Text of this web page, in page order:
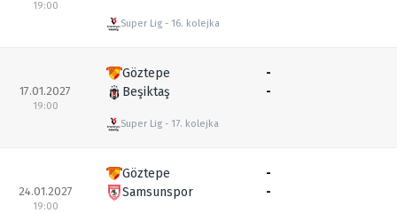
19:00
Super Lig 16. kolejka
17.01.2027
19:00
Göztepe
Beşiktaş
Super Lig 17. kolejka
-
-
24.01.2027
19:00
Göztepe
Samsunspor
-
-